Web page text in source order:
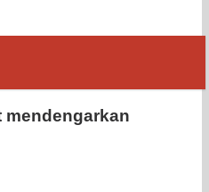
mendengarkan